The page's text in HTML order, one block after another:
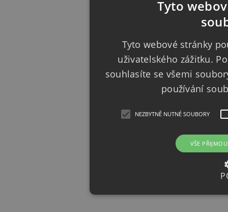
Tyto
Tyto webové stránky
uživatelského zážitku.
souhlasíte se všemi
používání
NEZBYTNĚ NUTNÉ SOUBORY
VŠE